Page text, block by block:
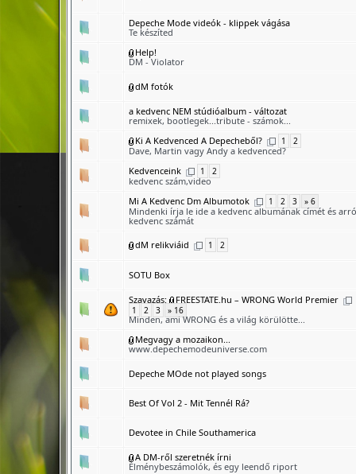
Depeche Mode videók - klippek vágása
Te készíted
Help!
DM - Violator
dM fotók
a kedvenc NEM stúdióalbum - változat
remixek, bootlegek...tribute - számok...
Ki A Kedvenced A Depecheből?
1 2
Dave, Martin vagy Andy a kedvenced?
Kedvenceink
1 2
kedvenc szám,video
Mi A Kedvenc Dm Albumotok
1 2 3 » 6
Mindenki írja le ide a kedvenc albumának címét és
kedvenc számát
dM relikviáid 1 2
SOTU Box
Szavazás: FREESTATE.hu – WRONG World Premier
1 2 3 » 16
Minden, ami WRONG és a világ körülötte...
Megvagy a mozaikon...
www.depechemodeuniverse.com
Depeche MOde not played songs
Best Of Vol 2 - Mit Tennél Rá?
Devotee in Chile Southamerica
A DM-ről szeretnék írni
Élménybeszámolók, és egy leendő riport